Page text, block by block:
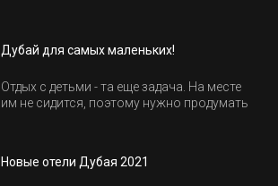
Дубай для самых маленьких!
Отдых с детьми - та еще задача. На месте
им не сидится, поэтому нужно продумать
Новые отели Дубая 2021